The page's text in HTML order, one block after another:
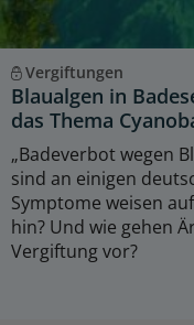
Vergiftungen
Blaualgen in
das Thema
„Badeverbot wegen
sind an einigen
Symptome weisen
hin? Und wie gehen
Vergiftung vor?